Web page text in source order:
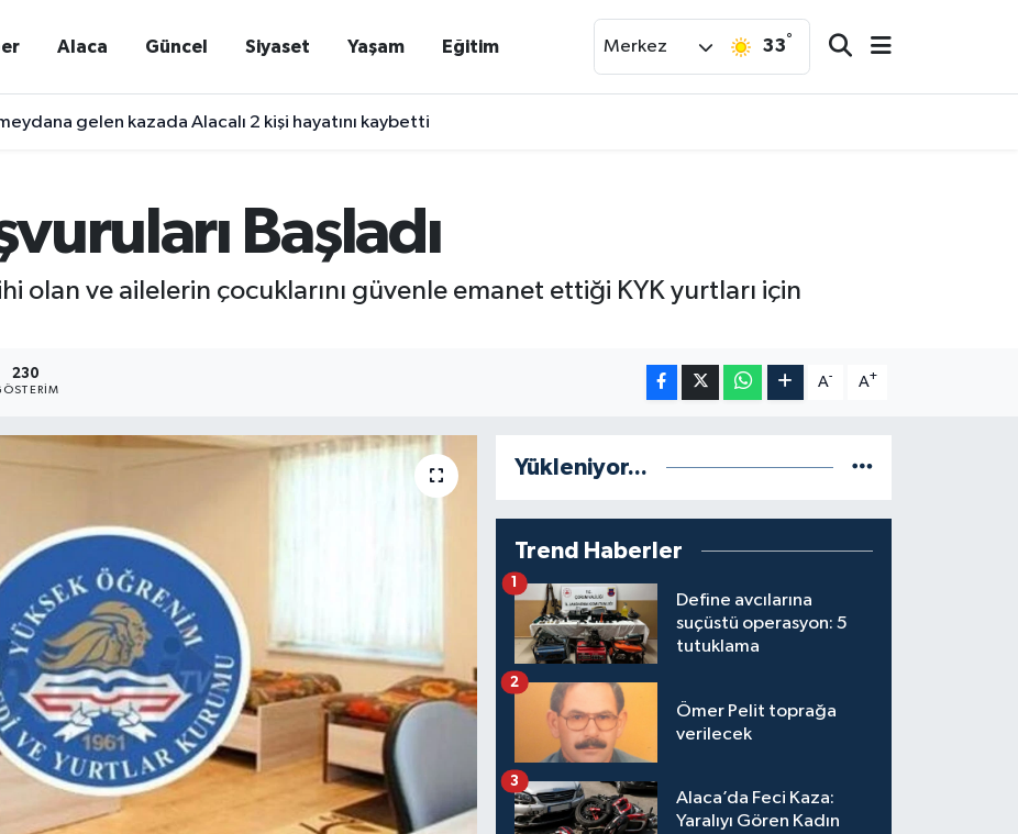
Alaca Güncel Siyaset Yaşam Eğitim Merkez 33°
gelen kazada Alacalı 2 kişi hayatını kaybetti
Başladı
olan ve ailelerin çocuklarını güvenle emanet ettiği KYK yurtları için
230 A- A+
Yükleniyor...
Trend Haberler
Define avcılarına
suçüstü operasyon: 5
tutuklama
1
Ömer Pelit toprağa
verilecek
2
Alaca’da Feci Kaza:
Yaralıyı Gören Kadın
3